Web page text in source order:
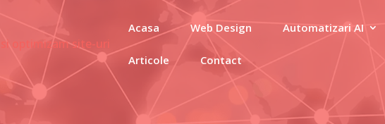
Acasa Web Design Automatizari AI
Articole Contact